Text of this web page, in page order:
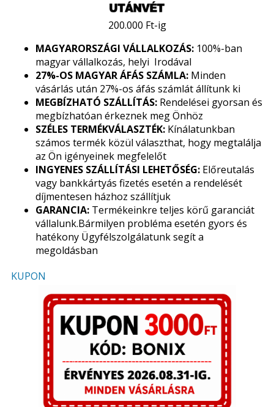
200.000 Ft-ig
MAGYARORSZÁGI VÁLLALKOZÁS: 100%-ban
magyar vállalkozás, helyi Irodával
27%-OS MAGYAR ÁFÁS SZÁMLA: Minden
vásárlás után 27%-os áfás számlát állítunk ki
MEGBÍZHATÓ SZÁLLÍTÁS: Rendelései gyorsan és
megbízhatóan érkeznek meg Önhöz
SZÉLES TERMÉKVÁLASZTÉK: Kínálatunkban
számos termék közül választhat, hogy megtalálja
az Ön igényeinek megfelelőt
INGYENES SZÁLLÍTÁSI LEHETŐSÉG: Előreutalás
vagy bankkártyás fizetés esetén a rendelését
díjmentesen házhoz szállítjuk
GARANCIA: Termékeinkre teljes körű garanciát
vállalunk.Bármilyen probléma esetén gyors és
hatékony Ügyfélszolgálatunk segít a
megoldásban
KUPON